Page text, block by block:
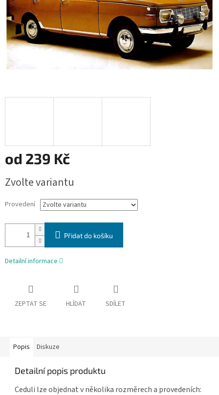
od 239 Kč
cena:
Zvolte variantu
Provedení
Přidat do košíku
Detailní informace
ZEPTAT SE HLÍDAT SDÍLET
Popis Diskuze
Detailní popis produktu
Ceduli lze objednat v několika rozměrech a provedeních: